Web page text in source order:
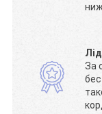
За